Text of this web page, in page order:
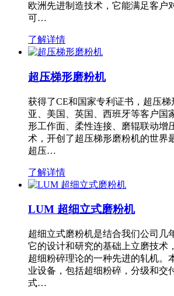
欧洲先进制造技术，它能满足客户
可…
了解详情
超压梯形磨粉机
获得了CE和国家专利证书，超压梯
亚、美国、英国、西班牙等客户国
形工作面、柔性连接、磨辊联动增
术，开创了超压梯形磨粉机的世界
超压…
了解详情
LUM 超细立式磨粉机
超细立式磨粉机是结合我们公司几
它的设计和研究的基础上立磨技术
超细粉碎理论的一种先进的轧机。
业设备，包括超细粉碎，分级和交
式…